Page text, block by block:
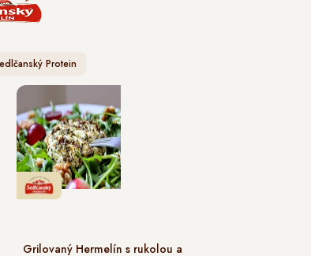
Protein
Grilovaný Hermelín s rukolou a